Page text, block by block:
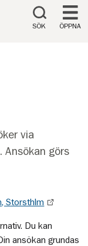
SÖK ÖPPNA
via
Ansökan görs
Storsthlm
Du kan
ansökan grundas